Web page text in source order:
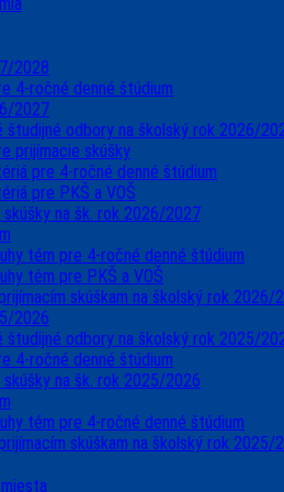
2028
4-ročné denné štúdium
2027
študijné odbory na školský rok 2026/
prijímacie skúšky
pre 4-ročné denné štúdium
pre PKŠ a VOŠ
skúšky na šk. rok 2026/2027
tém pre 4-ročné denné štúdium
tém pre PKŠ a VOŠ
skúškam na školský rok 2026/
2026
študijné odbory na školský rok 2025/
4-ročné denné štúdium
skúšky na šk. rok 2025/2026
tém pre 4-ročné denné štúdium
skúškam na školský rok 2025/